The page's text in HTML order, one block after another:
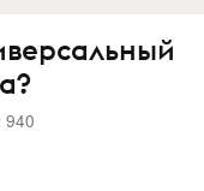
940